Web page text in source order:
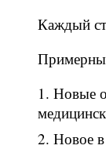
Каждый
Новые
Новое